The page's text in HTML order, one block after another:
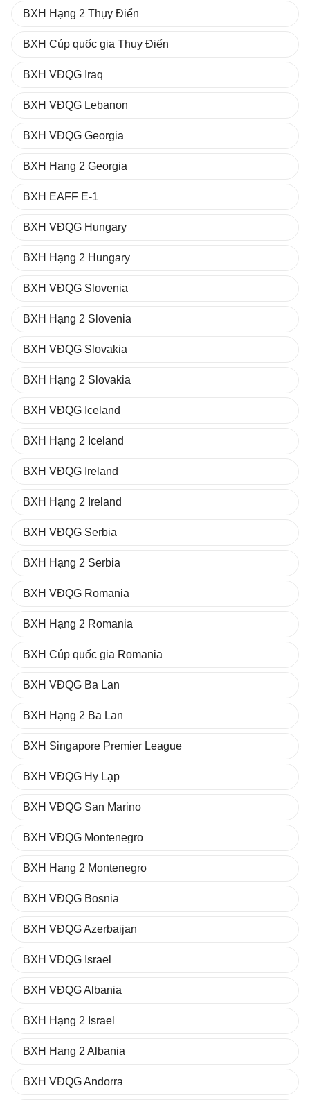
BXH Hạng 2 Thụy Điển
BXH Cúp quốc gia Thụy Điển
BXH VĐQG Iraq
BXH VĐQG Lebanon
BXH VĐQG Georgia
BXH Hạng 2 Georgia
BXH EAFF E-1
BXH VĐQG Hungary
BXH Hạng 2 Hungary
BXH VĐQG Slovenia
BXH Hạng 2 Slovenia
BXH VĐQG Slovakia
BXH Hạng 2 Slovakia
BXH VĐQG Iceland
BXH Hạng 2 Iceland
BXH VĐQG Ireland
BXH Hạng 2 Ireland
BXH VĐQG Serbia
BXH Hạng 2 Serbia
BXH VĐQG Romania
BXH Hạng 2 Romania
BXH Cúp quốc gia Romania
BXH VĐQG Ba Lan
BXH Hạng 2 Ba Lan
BXH Singapore Premier League
BXH VĐQG Hy Lạp
BXH VĐQG San Marino
BXH VĐQG Montenegro
BXH Hạng 2 Montenegro
BXH VĐQG Bosnia
BXH VĐQG Azerbaijan
BXH VĐQG Israel
BXH VĐQG Albania
BXH Hạng 2 Israel
BXH Hạng 2 Albania
BXH VĐQG Andorra